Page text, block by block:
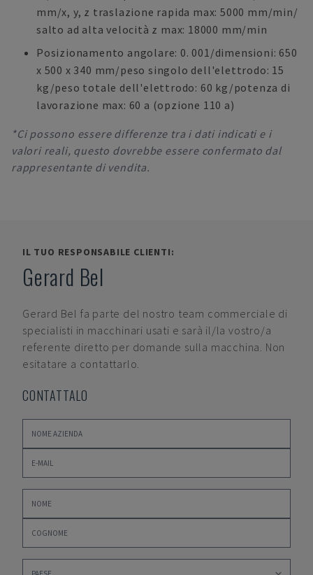
mm/x, y, z traslazione rapida max: 5000 mm/min/
salto ad alta velocità z max: 18000 mm/min
Posizionamento angolare: 0. 001/dimensioni: 650
x 500 x 340 mm/peso singolo dell'elettrodo: 15
kg/peso totale dell'elettrodo: 60 kg/potenza di
lavorazione max: 60 a (opzione 110 a)
*Ci possono essere differenze tra i dati indicati e i
valori reali, questo dovrebbe essere confermato dal
rappresentante di vendita.
IL TUO RESPONSABILE CLIENTI:
Gerard Bel
Gerard Bel fa parte del nostro team commerciale di
specialisti in macchinari usati e sarà il/la vostro/a
referente diretto per domande sulla macchina. Non
esitatare a contattarlo.
CONTATTALO